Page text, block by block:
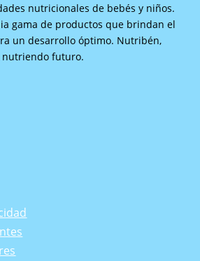
nutricionales de bebés y niños.
gama de productos que brindan el
un desarrollo óptimo. Nutribén,
nutriendo futuro.